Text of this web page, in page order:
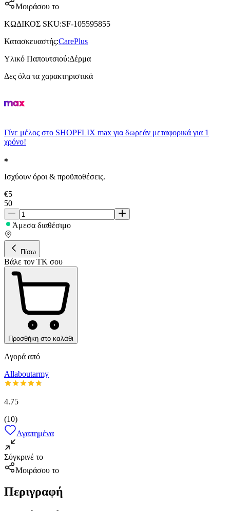
Μοιράσου το
ΚΩΔΙΚΟΣ SKU:SF-105595855
Κατασκευαστής:CarePlus
Υλικό Παπουτσιού:Δέρμα
Δες όλα τα χαρακτηριστικά
Γίνε μέλος στο SHOPFLIX max για δωρεάν μεταφορικά για 1
χρόνο!
Ισχύουν όροι & προϋποθέσεις.
€5
50
Άμεσα διαθέσιμο
Πίσω
Βάλε τον ΤΚ σου
Προσθήκη στο καλάθι
Αγορά από
Allaboutarmy
4.75
(10)
Αγαπημένα
Σύγκρινέ το
Μοιράσου το
Περιγραφή